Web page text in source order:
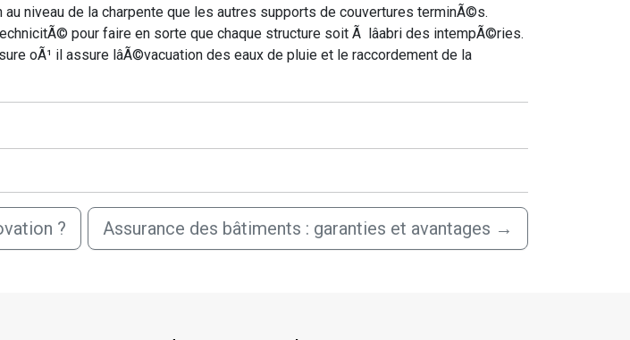
niveau de la charpente que les autres supports de couvertures terminÃ©s.
pour faire en sorte que chaque structure soit Ã lâabri des intempÃ©ries.
oÃ¹ il assure lâÃ©vacuation des eaux de pluie et le raccordement de la
? Assurance des bâtiments : garanties et avantages →